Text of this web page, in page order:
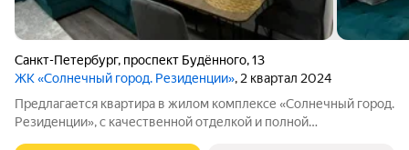
Санкт-Петербург, проспект Будённого,13
ЖК «Солнечный город. Резиденции», 2 квартал 2024
Предлагается квартира в жилом комплексе «Солнечный город.
Резиденции», с качественной отделкой и полной